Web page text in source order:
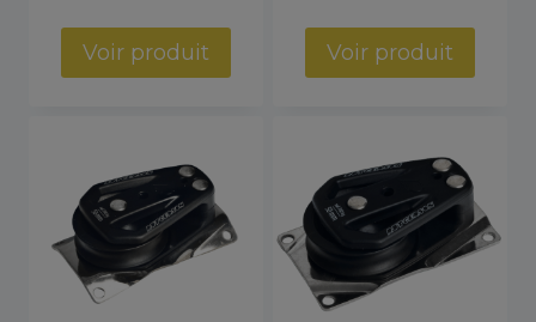
prix :
44,98 €
Voir produit
prix :
41,59 €
Voir produit